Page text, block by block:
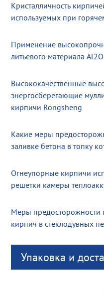
Кристалличность
используемых при
Применение
литьевого материала
Высококачественные
энергосберегающие
кирпичи Rongsheng
Какие меры
заливке бетона в топку
Огнеупорные кирпичи
решетки камеры
Меры
кирпич в стеклодувных
Упаковка и